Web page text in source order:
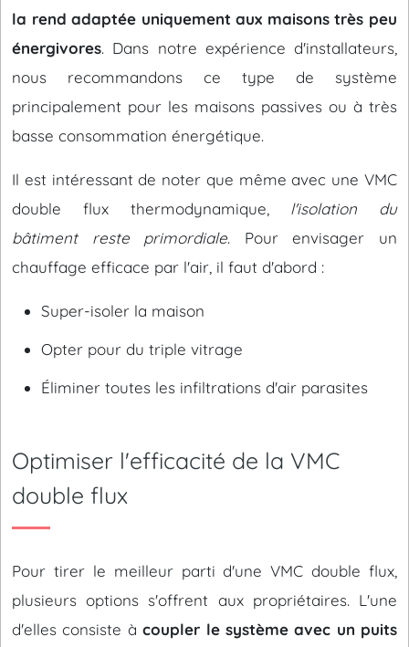
la rend adaptée uniquement aux maisons très peu
énergivores. Dans notre expérience d'installateurs,
nous recommandons ce type de système
principalement pour les maisons passives ou à très
basse consommation énergétique.
Il est intéressant de noter que même avec une VMC
double flux thermodynamique, l'isolation du
bâtiment reste primordiale. Pour envisager un
chauffage efficace par l'air, il faut d'abord :
Super-isoler la maison
Opter pour du triple vitrage
Éliminer toutes les infiltrations d'air parasites
Optimiser l'efficacité de la VMC
double flux
Pour tirer le meilleur parti d'une VMC double flux,
plusieurs options s'offrent aux propriétaires. L'une
d'elles consiste àcoupler le système avec un puits